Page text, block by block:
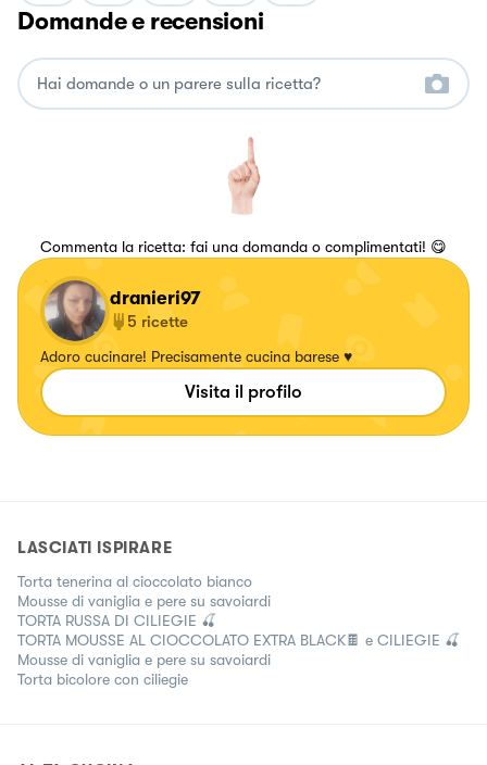
Domande e recensioni
Commenta la ricetta: fai una domanda o complimentati! 😋
dranieri97
5 ricette
Adoro cucinare! Precisamente cucina barese ♥️
Visita il profilo
LASCIATI ISPIRARE
Torta tenerina al cioccolato bianco
Mousse di vaniglia e pere su savoiardi
TORTA RUSSA DI CILIEGIE 🍒
TORTA MOUSSE AL CIOCCOLATO EXTRA BLACK🍫 e CILIEGIE 🍒
Mousse di vaniglia e pere su savoiardi
Torta bicolore con ciliegie